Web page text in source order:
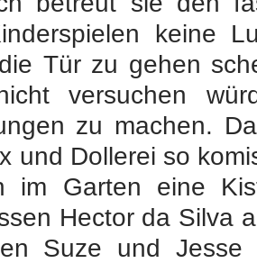
keine
Tür zu gehen
versuchen
zu machen.
und Dollerei so
im Garten eine
Hector da Silva
Suze und Jesse